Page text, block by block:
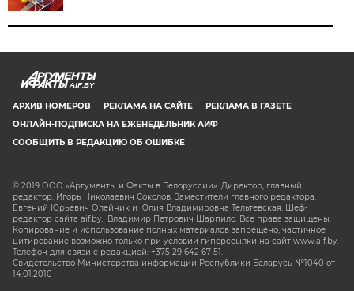
AIF.BY
АРХИВ НОМЕРОВ РЕКЛАМА НА САЙТЕ
РЕКЛАМА В ГАЗЕТЕ
ОНЛАЙН-ПОДПИСКА НА ЕЖЕНЕДЕЛЬНИК АИФ
СООБЩИТЬ В РЕДАКЦИЮ ОБ ОШИБКЕ
© 2019 ООО «Аргументы и Факты в Белоруссии». Директор, главный
редактор: Игорь Николаевич Соколов. Заместители главного редактора:
Евгений Юрьевич Олейник и Юлия Владимировна Тельтевская. Шеф-
редактор сайта aif.by: Владимир Петрович Шарпило. Все права защищены.
Копирование и использование полных материалов запрещено, частичное
цитирование возможно только при условии гиперссылки на сайт www.aif.by.
Телефон для связи с редакцией: +375 29 642 67 51.
Свидетельство Министерства информации Республики Беларусь №1040 от
14.01.2010